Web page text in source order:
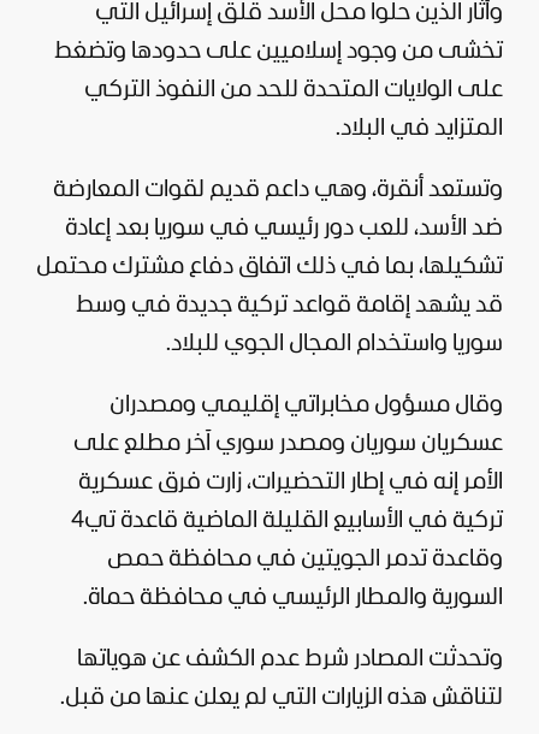
وأثار الذين حلوا محل الأسد قلق إسرائيل التي
تخشى من وجود إسلاميين على حدودها وتضغط
على الولايات المتحدة للحد من النفوذ التركي
المتزايد في البلاد.
وتستعد أنقرة، وهي داعم قديم لقوات المعارضة
ضد الأسد، للعب دور رئيسي في سوريا بعد إعادة
تشكيلها، بما في ذلك اتفاق دفاع مشترك محتمل
قد يشهد إقامة قواعد تركية جديدة في وسط
سوريا واستخدام المجال الجوي للبلاد.
وقال مسؤول مخابراتي إقليمي ومصدران
عسكريان سوريان ومصدر سوري آخر مطلع على
الأمر إنه في إطار التحضيرات، زارت فرق عسكرية
تركية في الأسابيع القليلة الماضية قاعدة تي4
وقاعدة تدمر الجويتين في محافظة حمص
السورية والمطار الرئيسي في محافظة حماة.
وتحدثت المصادر شرط عدم الكشف عن هوياتها
لتناقش هذه الزيارات التي لم يعلن عنها من قبل.